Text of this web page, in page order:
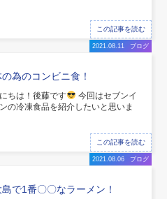
金で治療を受けられます！ 当院には
治療も受けられます(^^) 詳しい場所
この記事を読む
2021.08.11 ブログ
為のコンビニ食！
ちは！後藤です
今回はセブンイ
の冷凍食品を紹介したいと思いま
肉も柔らかくてしっかり調理すれば
シーな料理ができること間違いな
この記事を読む
2021.08.06 ブログ
で1番〇〇なラーメン！